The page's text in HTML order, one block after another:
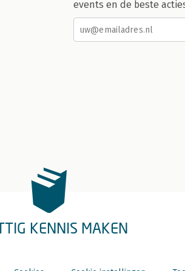
events en de beste
KENNIS MAKEN